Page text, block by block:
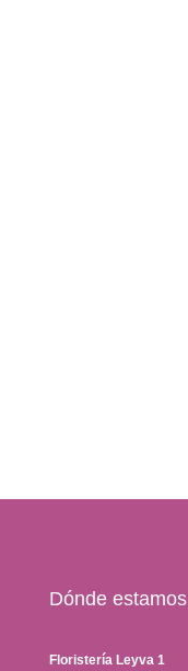
Dónde estamos
Floristería Leyva 1